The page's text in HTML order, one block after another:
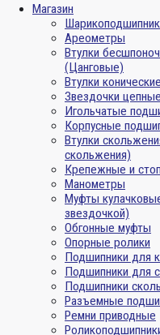
Магазин
Ареометры
Втулки
(Цанговые)
Втулки
Звездочки
Игольчатые
Корпусные
Втулки
скольжения)
Крепежные и
Манометры
Муфты
звездочкой)
Обгонные муфты
Опорные ролики
Подшипники для
Подшипники для
Подшипники
Разъемные
Ремни приводные